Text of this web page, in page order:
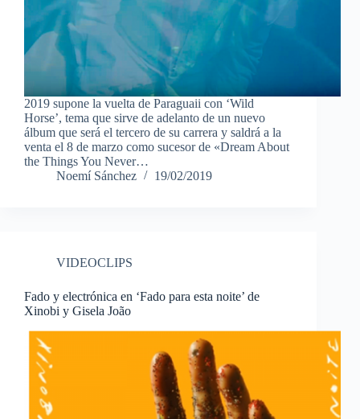
2019 supone la vuelta de Paraguaii con ‘Wild
Horse’, tema que sirve de adelanto de un nuevo
álbum que será el tercero de su carrera y saldrá a la
venta el 8 de marzo como sucesor de «Dream About
the Things You Never…
Noemí Sánchez
19/02/2019
VIDEOCLIPS
Fado y electrónica en ‘Fado para esta noite’ de
Xinobi y Gisela João